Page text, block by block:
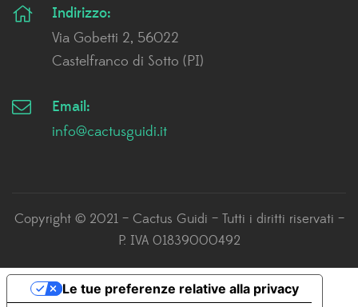
Indirizzo:
Via Gobetti 2, 56022
Castelfranco di Sotto (PI)
Email:
info@cactusguidi.it
Copyright © 2021 – Cactus Guidi – Tutti i diritti riservati –
P. IVA 01839000492
Le tue preferenze relative alla privacy